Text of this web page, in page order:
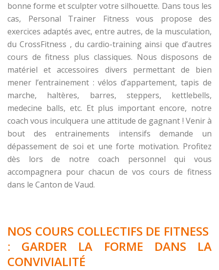
bonne forme et sculpter votre silhouette. Dans tous les
cas, Personal Trainer Fitness vous propose des
exercices adaptés avec, entre autres, de la musculation,
du CrossFitness , du cardio-training ainsi que d’autres
cours de fitness plus classiques. Nous disposons de
matériel et accessoires divers permettant de bien
mener l’entrainement : vélos d’appartement, tapis de
marche, haltères, barres, steppers, kettlebells,
medecine balls, etc. Et plus important encore, notre
coach vous inculquera une attitude de gagnant ! Venir à
bout des entrainements intensifs demande un
dépassement de soi et une forte motivation. Profitez
dès lors de notre coach personnel qui vous
accompagnera pour chacun de vos cours de fitness
dans le Canton de Vaud.
NOS COURS COLLECTIFS DE FITNESS
: GARDER LA FORME DANS LA
CONVIVIALITÉ